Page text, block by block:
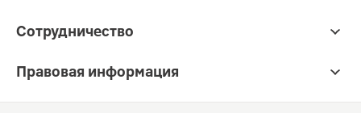
Сотрудничество
Правовая информация